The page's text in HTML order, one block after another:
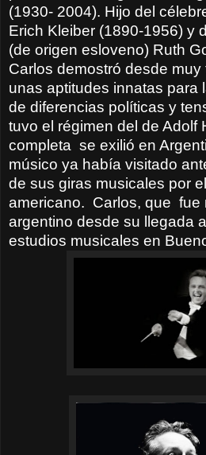
(1930- 2004). Hijo del
Erich Kleiber (1890-1956) y
(de origen esloveno) Ruth
Carlos demostró desde
unas aptitudes innatas para
de diferencias políticas y
tuvo el régimen del de Adolf
completa se exilió en
músico ya había visitado
de sus giras musicales por
americano. Carlos, que fue
argentino desde su llegada
estudios musicales en